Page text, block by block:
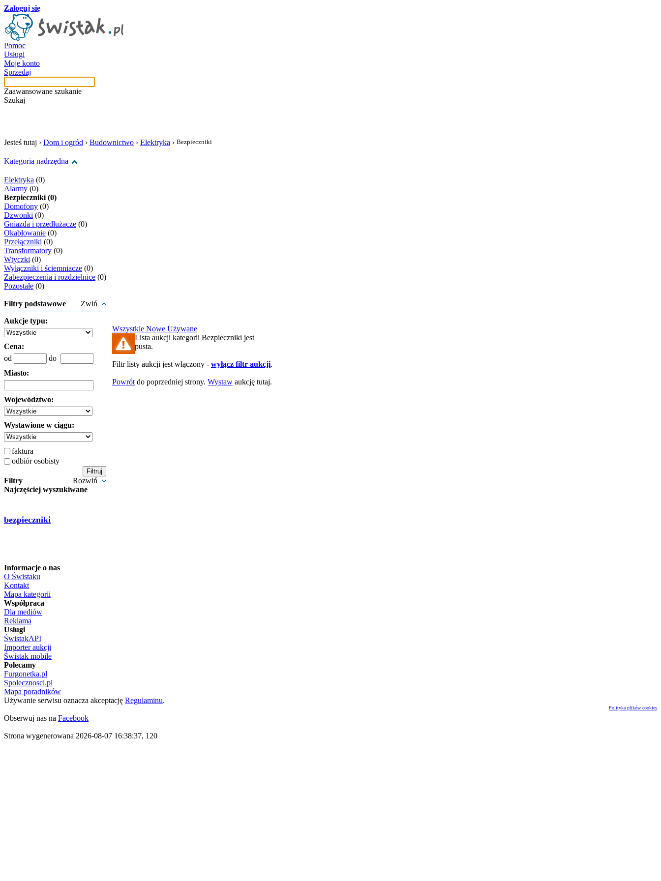
Zaloguj się
Pomoc
Usługi
Moje konto
Sprzedaj
Zaawansowane szukanie
Szukaj
Jesteś tutaj › Dom i ogród › Budownictwo › Elektryka › Bezpieczniki
Kategoria nadrzędna
Elektryka (0)
Alarmy (0)
Bezpieczniki (0)
Domofony (0)
Dzwonki (0)
Gniazda i przedłużacze (0)
Okablowanie (0)
Przełączniki (0)
Transformatory (0)
Wtyczki (0)
Wyłączniki i ściemniacze (0)
Zabezpieczenia i rozdzielnice (0)
Pozostałe (0)
Filtry podstawowe Zwiń
Aukcje typu:
Cena:
od
do
Miasto:
Województwo:
Wystawione w ciągu:
faktura
odbiór osobisty
Filtry
Rozwiń
Najczęściej wyszukiwane
bezpieczniki
Wszystkie Nowe Używane
Lista aukcji kategorii Bezpieczniki jest
pusta.
Filtr listy aukcji jest włączony - wyłącz filtr aukcji.
Powrót do poprzedniej strony. Wystaw aukcję tutaj.
Informacje o nas
O Świstaku
Kontakt
Mapa kategorii
Współpraca
Dla mediów
Reklama
Usługi
ŚwistakAPI
Importer aukcji
Świstak mobile
Polecamy
Furgonetka.pl
Spolecznosci.pl
Mapa poradników
Używanie serwisu oznacza akceptację Regulaminu.
Polityka plików cookies
Obserwuj nas na Facebook
Strona wygenerowana 2026-08-07 16:38:37, 120